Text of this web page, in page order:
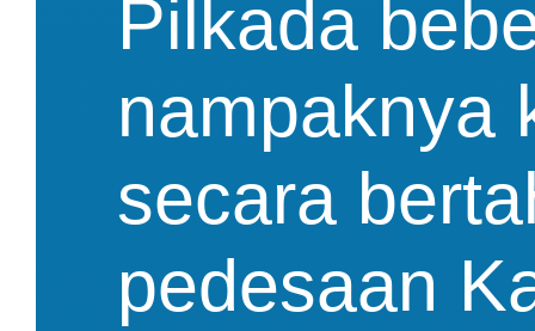
Pilkada
nampaknya
secara
pedesaan